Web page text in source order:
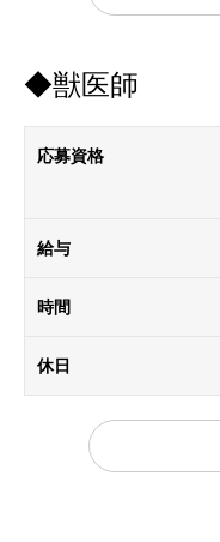
◆獣医師
応募資格
給与
時間
休日